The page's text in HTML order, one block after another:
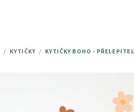
/ KYTIČKY / KYTIČKY BOHO -